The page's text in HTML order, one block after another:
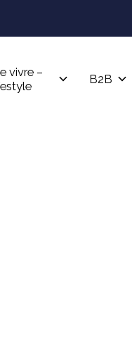
vivre –
B2B